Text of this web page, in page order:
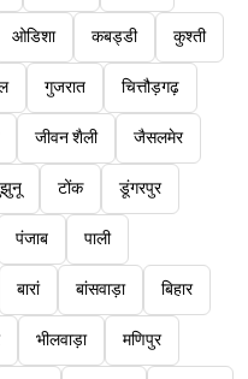
ओडिशा कबड्डी कुश्ती
गुजरात चित्तौड़गढ़
जीवन शैली जैसलमेर
टोंक डूंगरपुर
पंजाब पाली
बारां बांसवाड़ा बिहार
भीलवाड़ा मणिपुर